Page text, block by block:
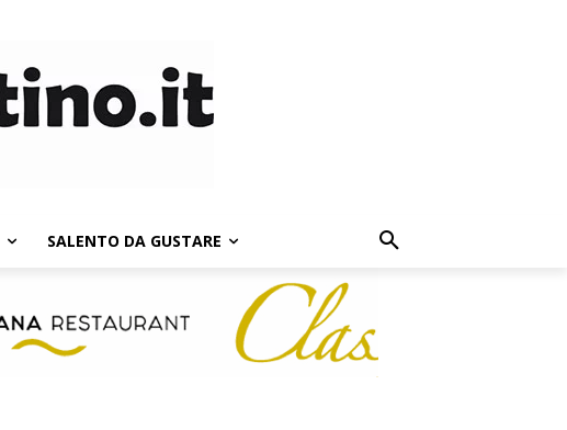
SALENTO DA GUSTARE